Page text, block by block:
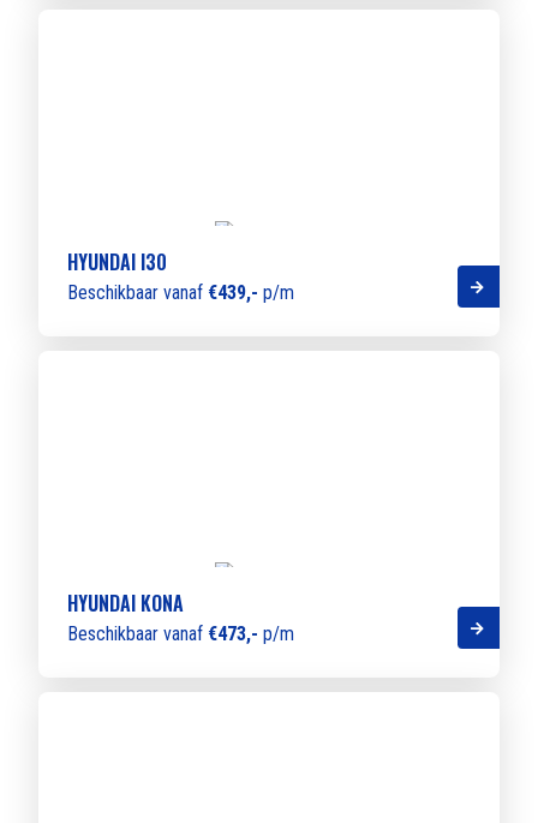
HYUNDAI I30
Beschikbaar vanaf €439,- p/m
HYUNDAI KONA
Beschikbaar vanaf €473,- p/m